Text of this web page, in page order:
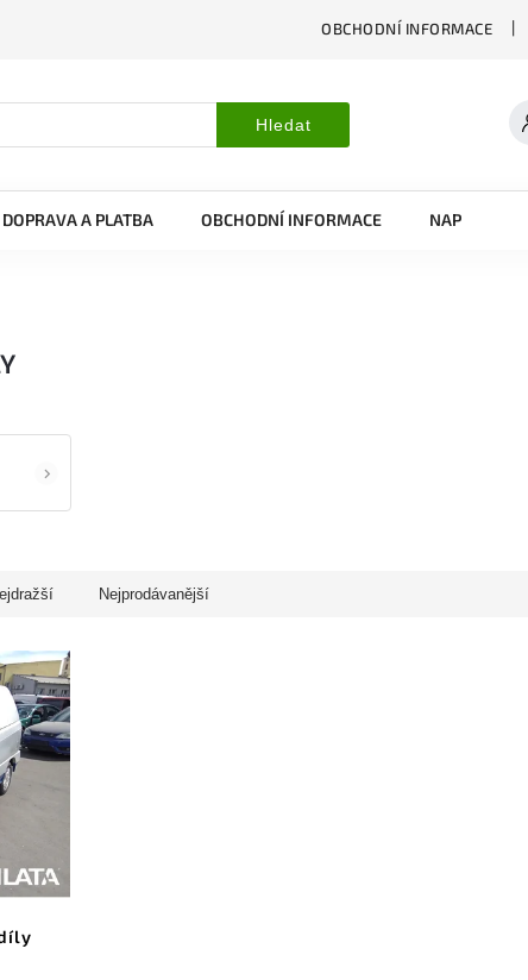
OBCHODNÍ INFORMACE
Hledat
DOPRAVA A PLATBA OBCHODNÍ INFORMACE NAPIŠTE NÁM
Nejprodávanější